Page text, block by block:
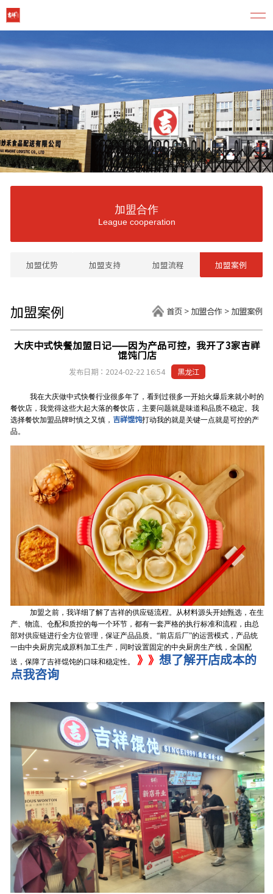
加盟合作
League cooperation
加盟优势 加盟支持 加盟流程 加盟案例
加盟案例 首页 > 加盟合作 > 加盟案例
大庆中式快餐加盟日记——因为产品可控，我开了3家吉祥
馄饨门店
发布日期：2024-02-22 16:54 黑龙江
我在大庆做中式快餐行业很多年了，看到过很多一开始火爆后来就小时的
餐饮店，我觉得这些大起大落的餐饮店，主要问题就是味道和品质不稳定。我
选择餐饮加盟品牌时慎之又慎， 吉祥馄饨打动我的就是关键一点就是可控的产
品。
加盟之前，我详细了解了吉祥的供应链流程。从材料源头开始甄选，在生
产、物流、仓配和质控的每一个环节，都有一套严格的执行标准和流程，由总
部对供应链进行全方位管理，保证产品品质。 “前店后厂”的运营模式，产品统
一由中央厨房完成原料加工生产，同时设置固定的中央厨房生产线，全国配
送，保障了吉祥馄饨的口味和稳定性。
》》 想了解开店成本的
点我咨询